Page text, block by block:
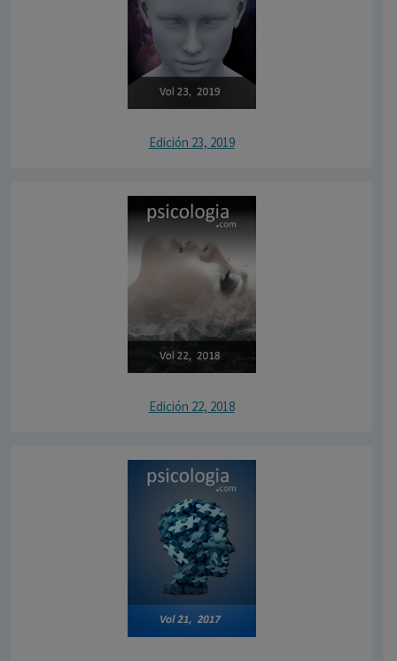
Edición 23, 2019
Edición 22, 2018